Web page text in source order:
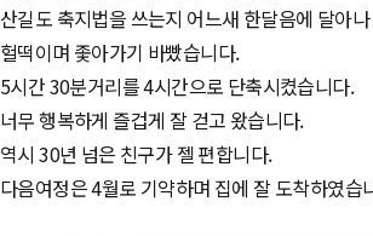
산길도 축지법을 쓰는지 어느새 한달음에 달아
헐떡이며 좇아가기 바빴습니다.
5시간 30분거리를 4시간으로 단축시켰습니다.
너무 행복하게 즐겁게 잘 걷고 왔습니다.
역시 30년 넘은 친구가 젤 편합니다.
다음여정은 4월로 기약하며 집에 잘 도착하였습